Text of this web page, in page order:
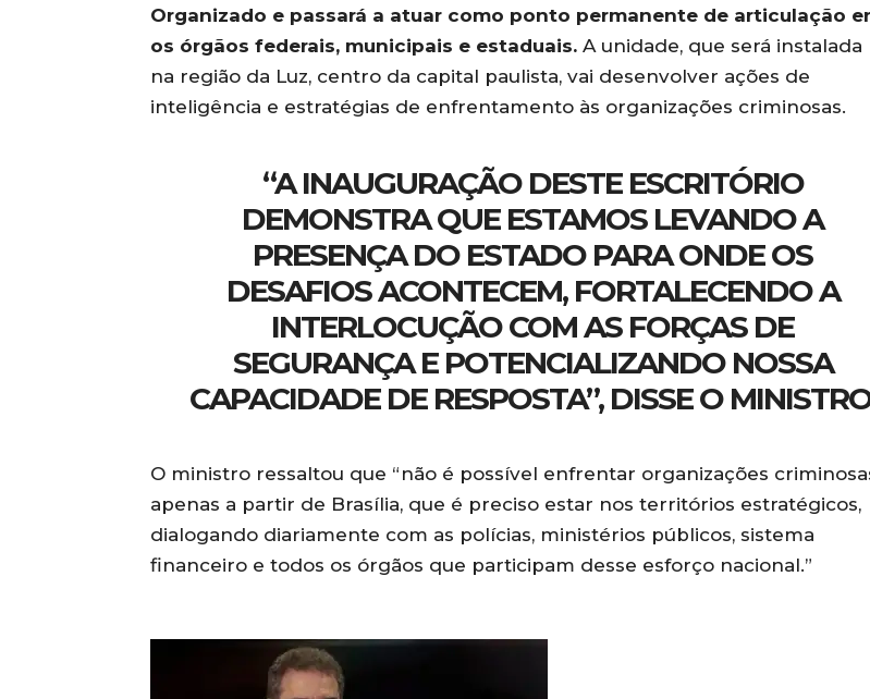
Organizado e passará a atuar como ponto permanente de articulação
os órgãos federais, municipais e estaduais. A unidade, que será instalada
na região da Luz, centro da capital paulista, vai desenvolver ações de
inteligência e estratégias de enfrentamento às organizações criminosas.
“A INAUGURAÇÃO DESTE ESCRITÓRIO
DEMONSTRA QUE ESTAMOS LEVANDO A
PRESENÇA DO ESTADO PARA ONDE OS
DESAFIOS ACONTECEM, FORTALECENDO A
INTERLOCUÇÃO COM AS FORÇAS DE
SEGURANÇA E POTENCIALIZANDO NOSSA
CAPACIDADE DE RESPOSTA”, DISSE O
O ministro ressaltou que “não é possível enfrentar organizações
apenas a partir de Brasília, que é preciso estar nos territórios estratégicos,
dialogando diariamente com as polícias, ministérios públicos, sistema
financeiro e todos os órgãos que participam desse esforço nacional.”